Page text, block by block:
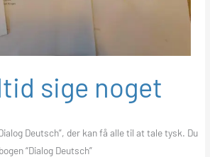
sige noget
Deutsch”, der kan få alle til at tale tysk. Du
“Dialog Deutsch”